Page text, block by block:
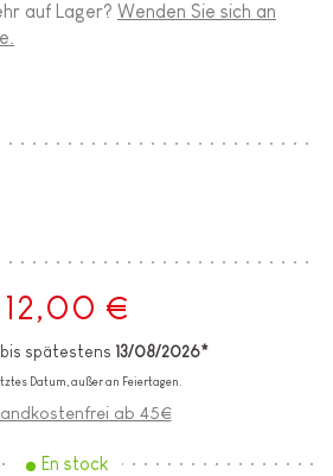
auf Lager? Wenden Sie sich an
12,00 €
spätestens 13/08/2026*
Datum, außer an Feiertagen.
ab 45€
En stock